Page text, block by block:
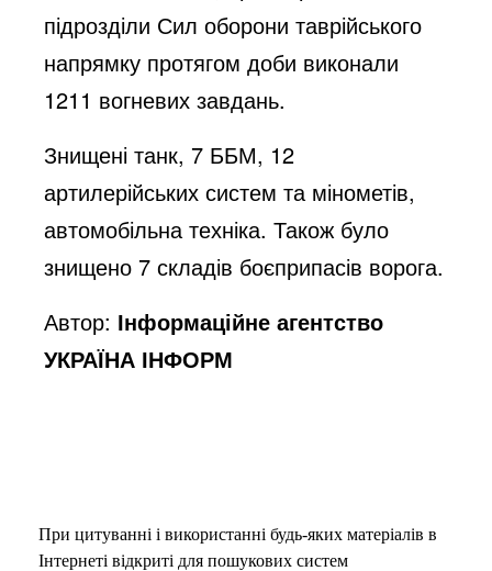
підрозділи Сил оборони таврійського
напрямку протягом доби виконали
1211 вогневих завдань.
Знищені танк, 7 ББМ, 12
артилерійських систем та мінометів,
автомобільна техніка. Також було
знищено 7 складів боєприпасів ворога.
Автор: Інформаційне агентство
УКРАЇНА ІНФОРМ
При цитуванні і використанні будь-яких матеріалів в
Інтернеті відкриті для пошукових систем